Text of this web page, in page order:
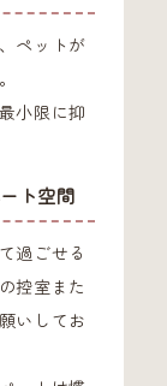
ペットが
小限に抑
ト空間
過ごせる
控室また
いしてお